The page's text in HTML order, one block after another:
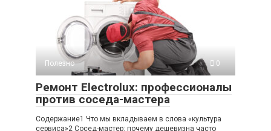
Полезно 0
Ремонт Electrolux: профессионалы
против соседа-мастера
Содержание1 Что мы вкладываем в слова «культура
сервиса»2 Сосед-мастер: почему дешевизна часто